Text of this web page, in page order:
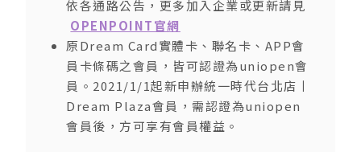
依各通路公告，更多加入企業或更新請見
OPENPOINT官網
原Dream Card實體卡、聯名卡、APP會
員卡條碼之會員，皆可認證為uniopen會
員。2021/1/1起新申辦統一時代台北店丨
Dream Plaza會員，需認證為uniopen
會員後，方可享有會員權益。